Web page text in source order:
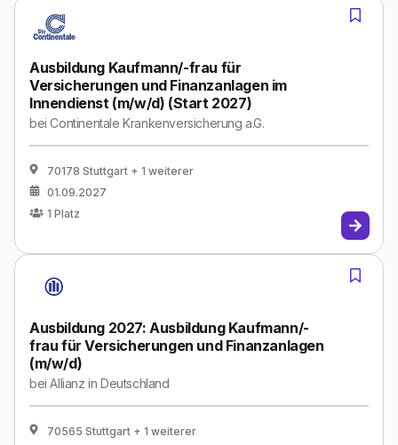
Ausbildung Kaufmann/-frau für
Versicherungen und Finanzanlagen im
Innendienst (m/w/d) (Start 2027)
beiContinentale Krankenversicherung a.G.
70178 Stuttgart + 1 weiterer
01.09.2027
1 Platz
Ausbildung 2027: Ausbildung Kaufmann/-
frau für Versicherungen und Finanzanlagen
(m/w/d)
beiAllianz in Deutschland
70565 Stuttgart + 1 weiterer